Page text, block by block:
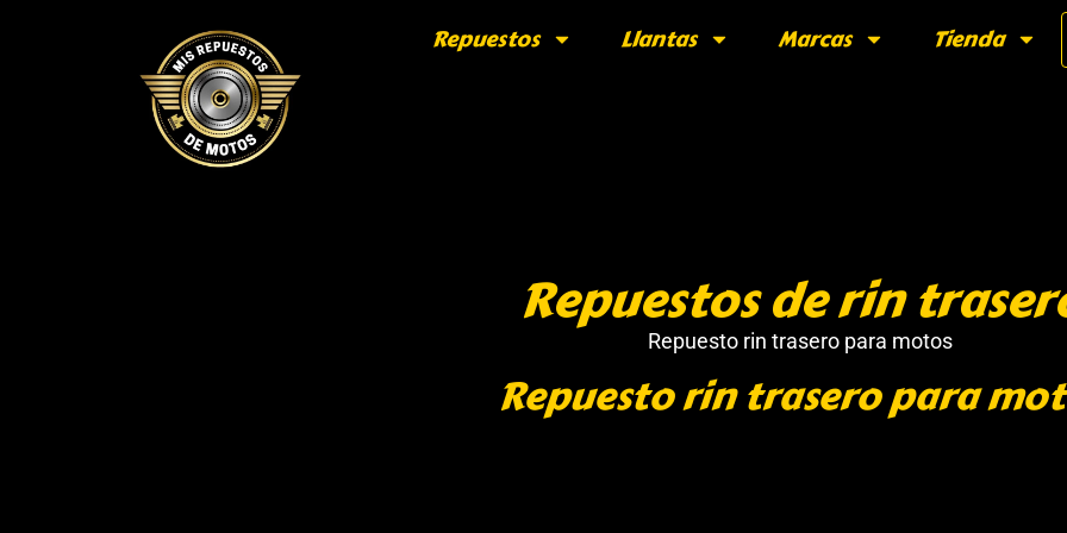
Repuestos Llantas Marcas Tienda
Repuestos de rin
Repuesto rin trasero para motos
Repuesto rin trasero para